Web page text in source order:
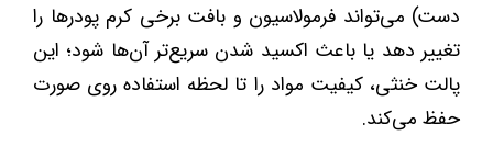
دست) می‌تواند فرمولاسیون و بافت برخی کرم پودرها را
تغییر دهد یا باعث اکسید شدن سریع‌تر آن‌ها شود؛ این
پالت خنثی، کیفیت مواد را تا لحظه استفاده روی صورت
حفظ می‌کند.